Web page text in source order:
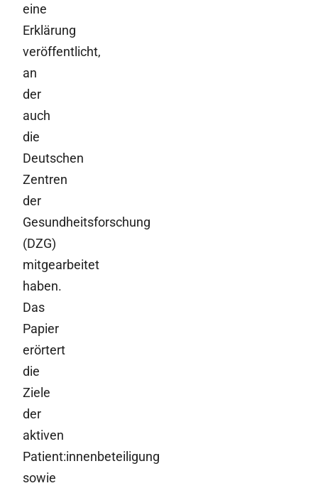
eine
Erklärung
veröffentlicht,
an
der
auch
die
Deutschen
Zentren
der
Gesundheitsforschung
(DZG)
mitgearbeitet
haben.
Das
Papier
erörtert
die
Ziele
der
aktiven
Patient:innenbeteiligung
sowie